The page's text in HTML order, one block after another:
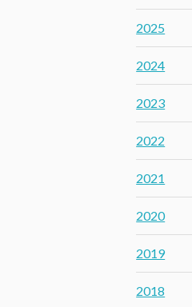
2025
2024
2023
2022
2021
2020
2019
2018